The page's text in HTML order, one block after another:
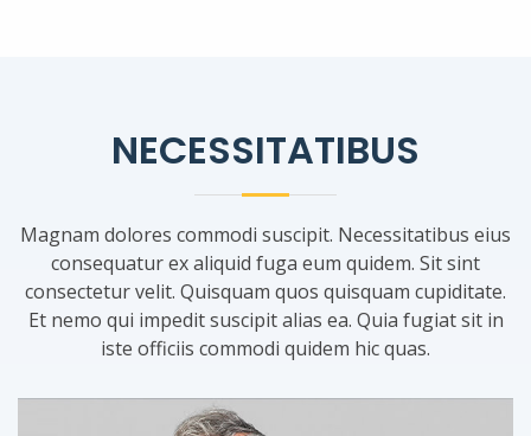
NECESSITATIBUS
Magnam dolores commodi suscipit. Necessitatibus eius
consequatur ex aliquid fuga eum quidem. Sit sint
consectetur velit. Quisquam quos quisquam cupiditate.
Et nemo qui impedit suscipit alias ea. Quia fugiat sit in
iste officiis commodi quidem hic quas.